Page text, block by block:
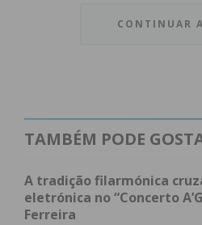
Paços de Ferreira (18h) e
em Eiriz na Igreja Matriz
realizar-se-á no Auditório da
Mosteiro de Ferreira (18h) e
Ferreira na Igreja Matriz
CONTINUAR
TAMBÉM PODE
A tradição filarmónica
eletrónica no “Concerto
Ferreira